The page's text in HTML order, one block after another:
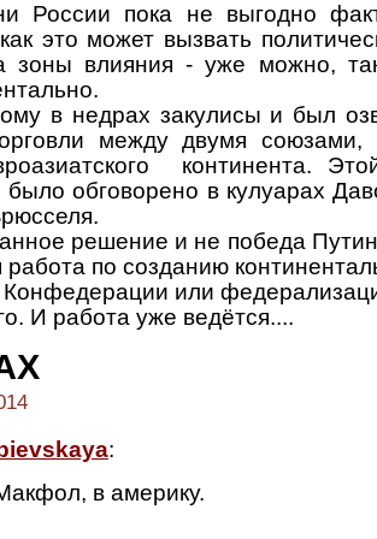
России пока не выгодно
это может вызвать
зоны влияния - уже можно,
в недрах закулисы и был
между двумя
континента.
обговорено в кулуарах
решение и не победа
по созданию
Конфедерации или
И работа уже ведётся....
:
в америку.